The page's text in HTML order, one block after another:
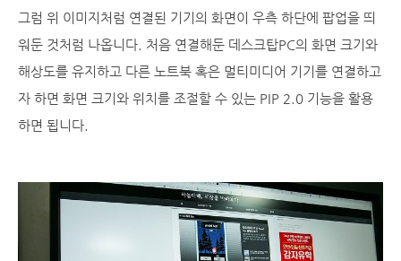
그럼 위 이미지처럼 연결된 기기의 화면이 우측 하단에 팝업을 띄
워둔 것처럼 나옵니다. 처음 연결해둔 데스크탑PC의 화면 크기와
해상도를 유지하고 다른 노트북 혹은 멀티미디어 기기를 연결하고
자 하면 화면 크기와 위치를 조절할 수 있는 PIP 2.0 기능을 활용
하면 됩니다.